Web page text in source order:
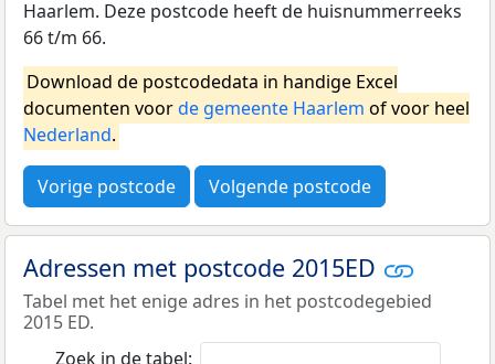
Haarlem. Deze postcode heeft de huisnummerreeks
66 t/m 66.
Download de postcodedata in handige Excel
documenten voorde gemeente Haarlem of voor heel
Nederland.
Vorige postcode Volgende postcode
Adressen met postcode 2015ED
Tabel met het enige adres in het postcodegebied
2015 ED.
Zoek in de tabel: